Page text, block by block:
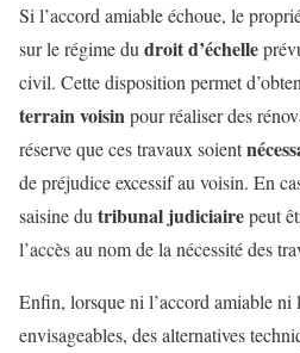
Si l’accord amiable échoue, le
sur le régime dudroit d’échelle
civil. Cette disposition permet
terrain voisinpour réaliser des
réserve que ces travaux soient
de préjudice excessif au voisin. En
saisine dutribunal judiciairepeut
l’accès au nom de la nécessité des
Enfin, lorsque ni l’accord amiable ni
envisageables, des alternatives